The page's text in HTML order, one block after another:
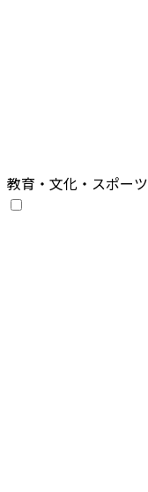
教育・文化・スポーツ